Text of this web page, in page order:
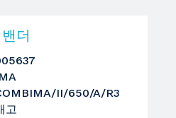
더
II/650/A/R3
고